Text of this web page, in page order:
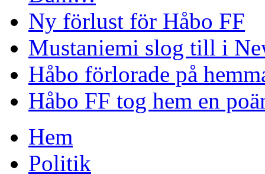
Ny förlust för Håbo FF
Mustaniemi slog till i
Håbo förlorade på
Håbo FF tog hem en
Hem
Politik